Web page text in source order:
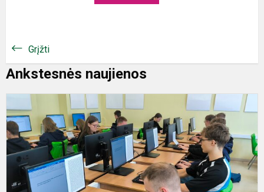
Grįžti
Ankstesnės naujienos